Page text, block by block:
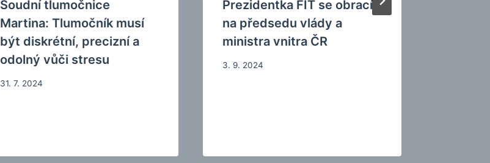
Soudní tlumočnice
Martina: Tlumočník musí
být diskrétní, precizní a
odolný vůči stresu
31. 7. 2024
Prezidentka FIT se obrací
na předsedu vlády a
ministra vnitra ČR
3. 9. 2024